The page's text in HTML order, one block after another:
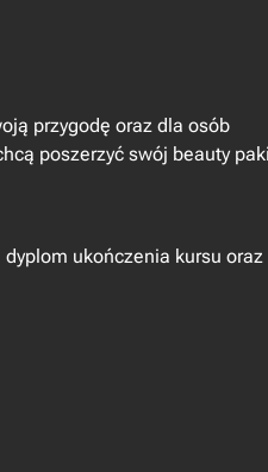
przygodę oraz dla osób
poszerzyć swój beauty
ukończenia kursu oraz